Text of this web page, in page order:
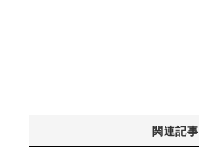
関連記事